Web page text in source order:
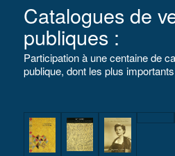
Catalogues de
publiques :
Participation à une centaine de
publique, dont les plus